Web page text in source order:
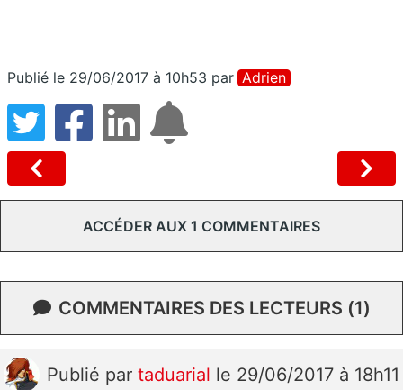
Publié le 29/06/2017 à 10h53 par Adrien
ACCÉDER AUX 1 COMMENTAIRES
COMMENTAIRES DES LECTEURS (1)
Publié par taduarial le 29/06/2017 à 18h11